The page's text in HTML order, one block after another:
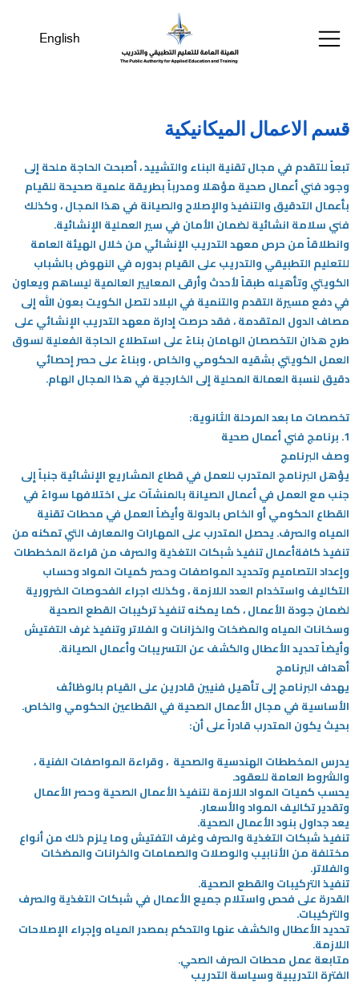
English
قسم الاعمال الميكانيكية
تبعاً للتقدم في مجال تقنية البناء والتشييد ، أصبحت الحاجة ملحة إلى
وجود فني أعمال صحية مؤهلا ومدرباً بطريقة علمية صحيحة للقيام
بأعمال التدقيق والتنفيذ والإصلاح والصيانة في هذا المجال ، وكذلك
فني سلامة انشائية لضمان الأمان في سير العملية الإنشائية.
وانطلاقاً من حرص معهد التدريب الإنشائي من خلال الهيئة العامة
للتعليم التطبيقي والتدريب على القيام بدوره في النهوض بالشباب
الكويتي وتأهيله طبقاً لأحدث وأرقى المعايير العالمية ليساهم ويعاون
في دفع مسيرة التقدم والتنمية في البلاد لتصل الكويت بعون الله إلى
مصاف الدول المتقدمة ، فقد حرصت إدارة معهد التدريب الإنشائي على
طرح هذان التخصصان الهامان بناءً على استطلاع الحاجة الفعلية لسوق
العمل الكويتي بشقيه الحكومي والخاص ، وبناءً على حصر إحصائي
دقيق لنسبة العمالة المحلية إلى الخارجية في هذا المجال الهام.
تخصصات ما بعد المرحلة الثانوية:
1. برنامج فني أعمال صحية
وصف البرنامج
يؤهل البرنامج المتدرب للعمل في قطاع المشاريع الإنشائية جنباً إلى
جنب مع العمل في أعمال الصيانة بالمنشآت على اختلافها سواءً في
القطاع الحكومي أو الخاص بالدولة وأيضاً العمل في محطات تقنية
المياه والصرف. يحصل المتدرب على المهارات والمعارف التي تمكنه من
تنفيذ كافةأعمال تنفيذ شبكات التغذية والصرف من قراءة المخططات
وإعداد التصاميم وتحديد المواصفات وحصر كميات المواد وحساب
التكاليف واستخدام العدد اللازمة ، وكذلك اجراء الفحوصات الضرورية
لضمان جودة الأعمال ، كما يمكنه تنفيذ تركيبات القطع الصحية
وسخانات المياه والمضخات والخزانات و الفلاتر وتنفيذ غرف التفتيش
وأيضاً تحديد الأعطال والكشف عن التسريبات وأعمال الصيانة.
أهداف البرنامج
يهدف البرنامج إلى تأهيل فنيين قادرين على القيام بالوظائف
الأساسية في مجال الأعمال الصحية في القطاعين الحكومي والخاص.
بحيث يكون المتدرب قادراً على أن:
يدرس المخططات الهندسية والصحية ، وقراءة المواصفات الفنية ،
والشروط العامة للعقود.
يحسب كميات المواد اللازمة لتنفيذ الأعمال الصحية وحصر الأعمال
وتقدير تكاليف المواد والأسعار.
يعد جداول بنود الأعمال الصحية.
تنفيذ شبكات التغذية والصرف وغرف التفتيش وما يلزم ذلك من أنواع
مختلفة من الأنابيب والوصلات والصمامات والخرانات والمضخات
والفلاتر.
تنفيذ التركيبات والقطع الصحية.
القدرة على فحص واستلام جميع الأعمال في شبكات التغذية والصرف
والتركيبات.
تحديد الأعطال والكشف عنها والتحكم بمصدر المياه وإجراء الإصلاحات
اللازمة.
متابعة عمل محطات الصرف الصحي.
الفترة التدريبية وسياسة التدريب